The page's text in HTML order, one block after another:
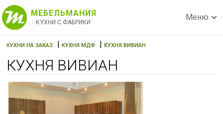
МЕБЕЛЬМАНИЯ
КУХНИ С ФАБРИКИ
Меню
КУХНИ НА ЗАКАЗ |КУХНЯ МДФ |КУХНЯ ВИВИАН
КУХНЯ ВИВИАН